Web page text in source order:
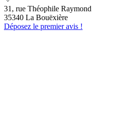
31, rue Théophile Raymond
35340 La Bouëxière
Déposez le premier avis !